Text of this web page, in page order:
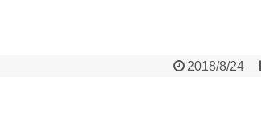
2018/8/24